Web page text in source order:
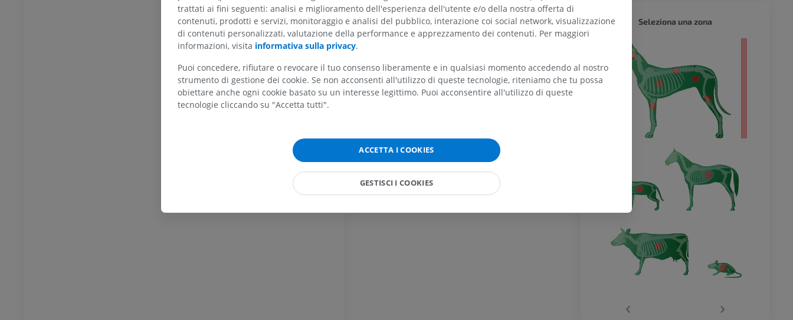
Toro e mucca - Anatomia
Illustrazioni
CAVALLO
Cavallo - Osteologia
Cavallo - Osteologia
TC
Cavallo – Miologia
TOPO Seleziona una zona
‹ ›
trattati ai fini seguenti: analisi e miglioramento dell'esperienza dell'utente e/o della nostra offerta di
contenuti, prodotti e servizi, monitoraggio e analisi del pubblico, interazione coi social network, visualizzazione
di contenuti personalizzati, valutazione della performance e apprezzamento dei contenuti. Per maggiori
informazioni, visita informativa sulla privacy.
Puoi concedere, rifiutare o revocare il tuo consenso liberamente e in qualsiasi momento accedendo al nostro
strumento di gestione dei cookie. Se non acconsenti all'utilizzo di queste tecnologie, riteniamo che tu possa
obiettare anche ogni cookie basato su un interesse legittimo. Puoi acconsentire all'utilizzo di queste
tecnologie cliccando su "Accetta tutti".
ACCETTA I COOKIES
GESTISCI I COOKIES